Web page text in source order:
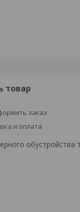
товар
заказ
и оплата